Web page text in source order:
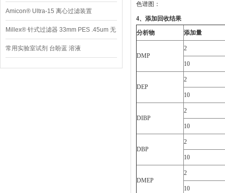
Amicon® Ultra-15 离心过滤装置
Millex® 针式过滤器 33mm PES .45um 无
菌
常用实验室试剂 台盼蓝 溶液
色谱图：
4、添加回收结果
分析物
添加量
DMP
2
10
DEP
2
10
DIBP
2
10
DBP
2
10
DMEP
2
10